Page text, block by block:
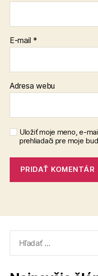
E-mail *
Adresa webu
Uložiť moje meno, e-
prehliadači pre moje